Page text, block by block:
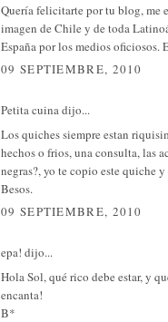
Quería felicitarte por tu blog, me
imagen de Chile y de toda
España por los medios oficiosos.
09 SEPTIEMBRE, 2010
Petita cuinadijo...
Los quiches siempre estan
hechos o frios, una consulta, las
negras?, yo te copio este quiche
Besos.
09 SEPTIEMBRE, 2010
epa! dijo...
Hola Sol, qué rico debe estar, y
encanta!
B*